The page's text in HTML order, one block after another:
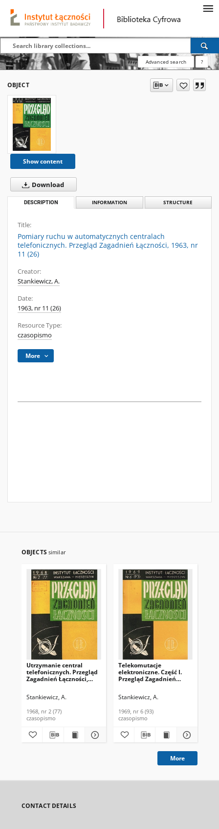
Advanced search ?
OBJECT
Show content
Download
DESCRIPTION INFORMATION STRUCTURE
Title:
Pomiary ruchu w automatycznych centralach
telefonicznych. Przegląd Zagadnień Łączności, 1963, nr
11 (26)
Creator:
Stankiewicz, A.
Date:
1963, nr 11 (26)
Resource Type:
czasopismo
More
OBJECTS similar
Utrzymanie central
telefonicznych. Przegląd
Zagadnień Łączności,
Stankiewicz, A.
1968, nr 2 (77)
czasopismo
Telekomutacje
elektroniczne. Część I.
Przegląd Zagadnień
Stankiewicz, A.
1969, nr 6 (93)
czasopismo
More
CONTACT DETAILS